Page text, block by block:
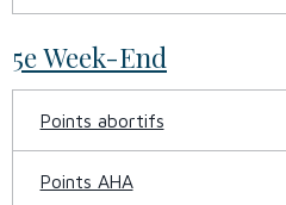
5e Week-End
Points abortifs
Points AHA